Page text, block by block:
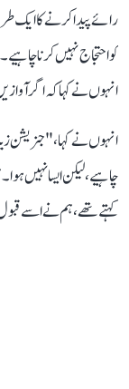
رائے پیدا کرنے کا ایک
کو احتجاج نہیں کرنا
انہو ں نے کہا کہ اگر
انہوں نے کہا، " جنریشن
چاہیے، لیکن ایسا نہیں
کہتے تھے، ہم نےاسے